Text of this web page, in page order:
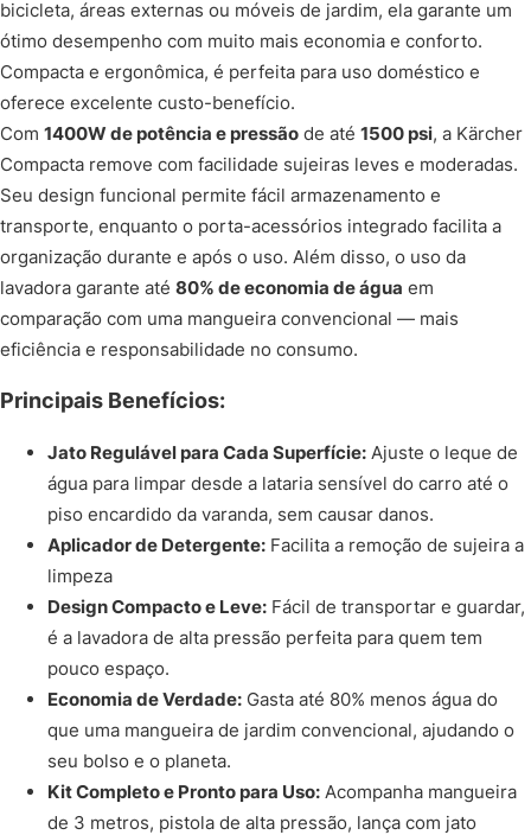
bicicleta, áreas externas ou móveis de jardim, ela garante um
ótimo desempenho com muito mais economia e conforto.
Compacta e ergonômica, é perfeita para uso doméstico e
oferece excelente custo-benefício.
Com 1400W de potência e pressão de até 1500 psi, a Kärcher
Compacta remove com facilidade sujeiras leves e moderadas.
Seu design funcional permite fácil armazenamento e
transporte, enquanto o porta-acessórios integrado facilita a
organização durante e após o uso. Além disso, o uso da
lavadora garante até 80% de economia de água em
comparação com uma mangueira convencional — mais
eficiência e responsabilidade no consumo.
Principais Benefícios:
Jato Regulável para Cada Superfície: Ajuste o leque de
água para limpar desde a lataria sensível do carro até o
piso encardido da varanda, sem causar danos.
Aplicador de Detergente: Facilita a remoção de sujeira a
limpeza
Design Compacto e Leve: Fácil de transportar e guardar,
é a lavadora de alta pressão perfeita para quem tem
pouco espaço.
Economia de Verdade: Gasta até 80% menos água do
que uma mangueira de jardim convencional, ajudando o
seu bolso e o planeta.
Kit Completo e Pronto para Uso: Acompanha mangueira
de 3 metros, pistola de alta pressão, lança com jato